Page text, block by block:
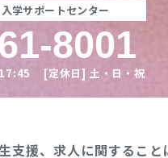
学サポートセンター
8001
[定休日] 土・日・祝
支援、求人に関すること